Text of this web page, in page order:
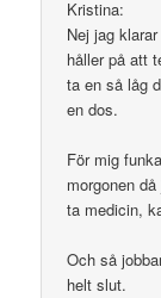
Kristina:
Nej jag
håller på att
ta en så låg
en dos.
För mig
morgonen
ta medicin,
Och så
helt slut.